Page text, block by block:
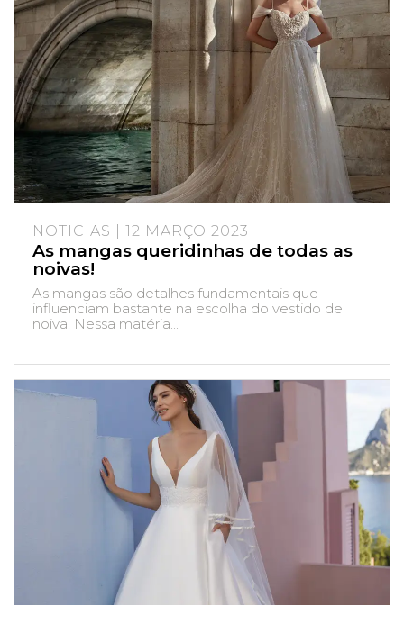
NOTICIAS | 12 MARÇO 2023
As mangas queridinhas de todas as
noivas!
As mangas são detalhes fundamentais que
influenciam bastante na escolha do vestido de
noiva. Nessa matéria...